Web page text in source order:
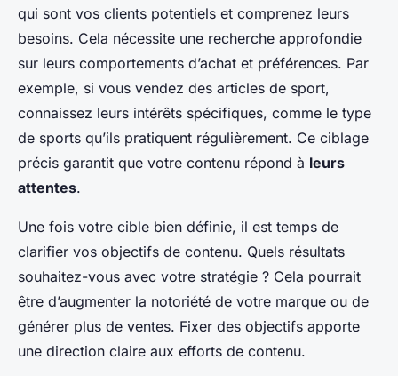
qui sont vos clients potentiels et comprenez leurs
besoins. Cela nécessite une recherche approfondie
sur leurs comportements d’achat et préférences. Par
exemple, si vous vendez des articles de sport,
connaissez leurs intérêts spécifiques, comme le type
de sports qu’ils pratiquent régulièrement. Ce ciblage
précis garantit que votre contenu répond à leurs
attentes.
Une fois votre cible bien définie, il est temps de
clarifier vos objectifs de contenu. Quels résultats
souhaitez-vous avec votre stratégie ? Cela pourrait
être d’augmenter la notoriété de votre marque ou de
générer plus de ventes. Fixer des objectifs apporte
une direction claire aux efforts de contenu.